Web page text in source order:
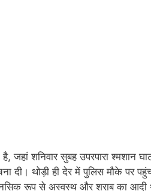
जहां शनिवार सुबह उपरपारा श्मशान
थोड़ी ही देर में पुलिस मौके पर
रूप से अस्वस्थ और शराब का आदी